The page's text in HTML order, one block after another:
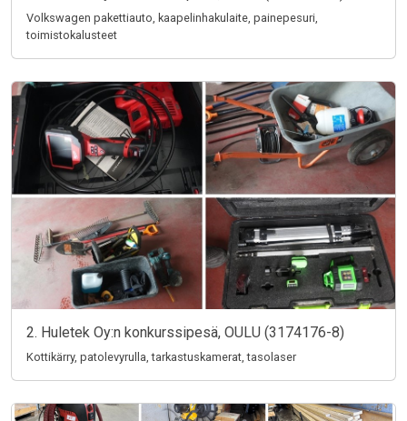
Volkswagen pakettiauto, kaapelinhakulaite, painepesuri,
toimistokalusteet
2. Huletek Oy:n konkurssipesä, OULU (3174176-8)
Kottikärry, patolevyrulla, tarkastuskamerat, tasolaser